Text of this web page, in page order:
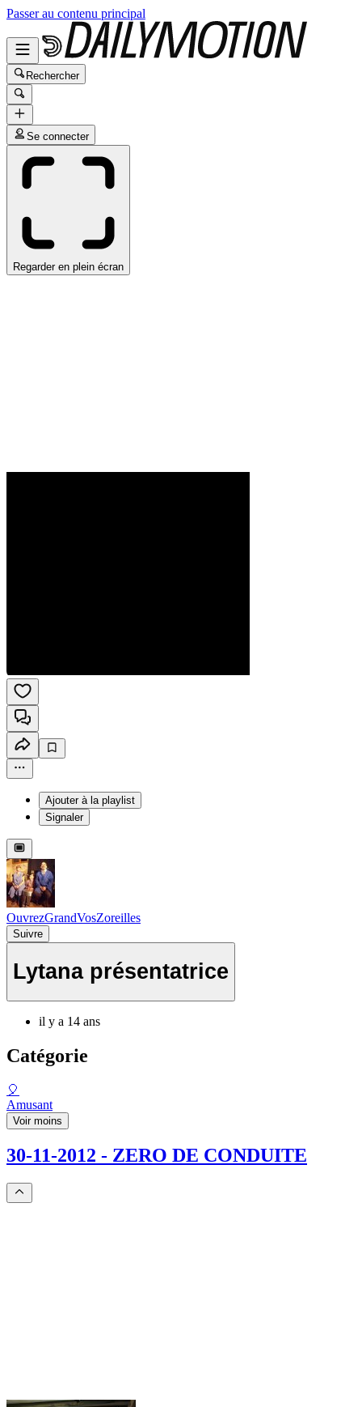
Passer au contenu principal
Rechercher
Se connecter
Regarder en plein écran
Ajouter à la playlist
Signaler
OuvrezGrandVosZoreilles
Suivre
Lytana présentatrice
il y a 14 ans
Catégorie
🎈
Amusant
Voir moins
30-11-2012 - ZERO DE CONDUITE